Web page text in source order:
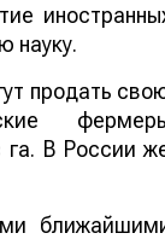
науку.
продать
га. В России